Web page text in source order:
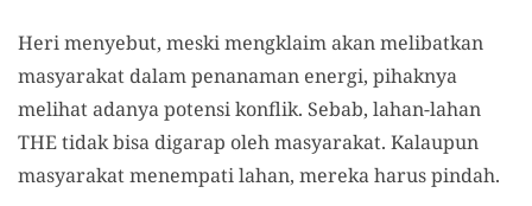
Heri menyebut, meski mengklaim akan melibatkan
masyarakat dalam penanaman energi, pihaknya
melihat adanya potensi konflik. Sebab, lahan-lahan
THE tidak bisa digarap oleh masyarakat. Kalaupun
masyarakat menempati lahan, mereka harus pindah.